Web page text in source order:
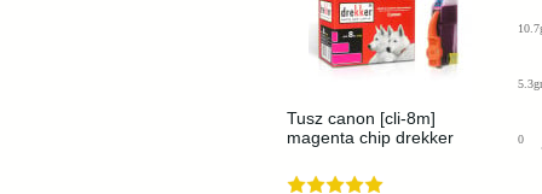
Tusz canon [cli-8m]
magenta chip drekker
5.3gr
0